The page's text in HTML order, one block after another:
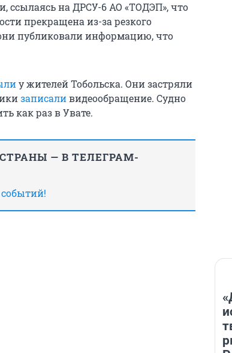
ссылаясь на ДРСУ-6 АО «ТОДЭП», что
прекращена из-за резкого
публиковали информацию, что
у жителей Тобольска. Они застряли
записаливидеообращение. Судно
как раз в Увате.
— В ТЕЛЕГРАМ-